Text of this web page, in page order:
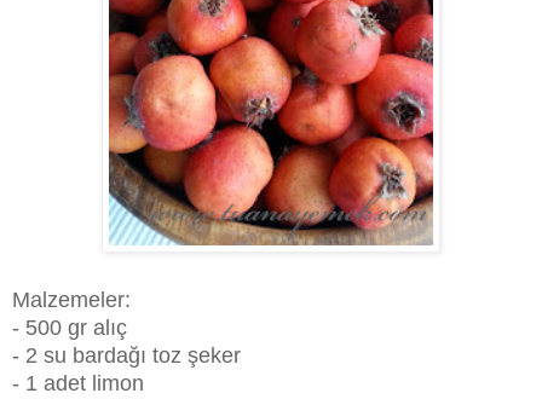
Malzemeler:
- 500 gr alıç
- 2 su bardağı toz şeker
- 1 adet limon